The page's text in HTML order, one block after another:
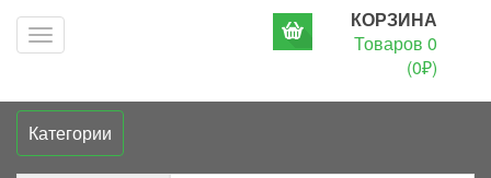
КОРЗИНА
Товаров 0
(0₽)
Категории